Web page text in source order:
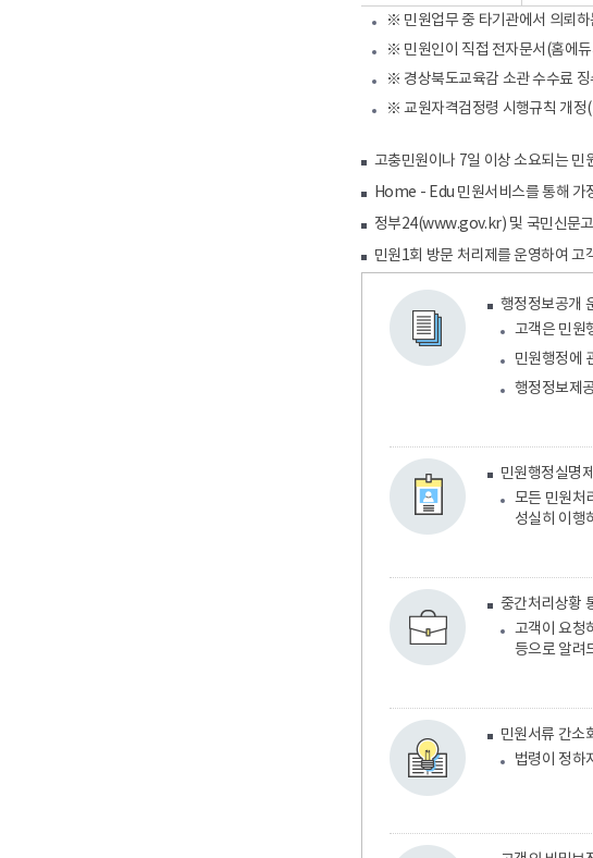
※ 민원업무 중 타기관에서 의뢰
※ 민원인이 직접 전자문서(홈에
※ 경상북도교육감 소관 수수료
※ 교원자격검정령 시행규칙 개정
고충민원이나 7일 이상 소요되는 민
Home - Edu 민원서비스를 통해 가
정부24(www.gov.kr) 및 국민신문
민원1회 방문 처리제를 운영하여 고
행정정보공개
고객은 민원
민원행정에
행정정보제
민원행정실명
모든 민원처
성실히 이행
중간처리상황
고객이 요청
등으로 알려
민원서류 간소
법령이 정하